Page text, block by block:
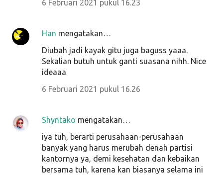
6 Februari 2021 pukul 16.23
Han mengatakan…
Diubah jadi kayak gitu juga baguss yaaa.
Sekalian butuh untuk ganti suasana nihh. Nice
ideaaa
6 Februari 2021 pukul 16.26
Shyntako mengatakan…
iya tuh, berarti perusahaan-perusahaan
banyak yang harus merubah denah partisi
kantornya ya, demi kesehatan dan kebaikan
bersama tuh, karena kan biasanya selama ini